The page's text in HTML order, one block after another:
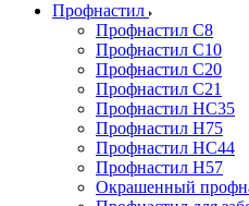
Профнастил
Профнастил С8
Профнастил С10
Профнастил С20
Профнастил С21
Профнастил НС35
Профнастил Н75
Профнастил HC44
Профнастил Н57
Окрашенный